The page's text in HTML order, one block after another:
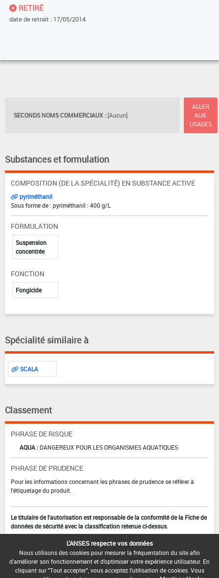
RETIRÉ
date de retrait : 17/05/2014
SECONDS NOMS COMMERCIAUX : [Aucun]
ALLER
AUX
USAGES
Substances et formulation
COMPOSITION (DE LA SPÉCIALITÉ) EN SUBSTANCE ACTIVE
pyriméthanil
Sous forme de : pyriméthanil : 400 g/L
FORMULATION
Suspension
concentrée
FONCTION
Fongicide
Spécialité similaire à
SCALA
Classement
PHRASE DE RISQUE
AQUA : DANGEREUX POUR LES ORGANISMES AQUATIQUES
PHRASE DE PRUDENCE
Pour les informations concernant les phrases de prudence se référer à
l'étiquetage du produit.
Le titulaire de l'autorisation est responsable de la conformité de la Fiche de
données de sécurité avec la classification retenue ci-dessus.
L'ANSES respecte vos données
Nous utilisons des cookies pour mesurer la fréquentation du site afin
d'améliorer son fonctionnement et d'optimiser votre expérience utilisateur. En
cliquant sur "Tout accepter", vous acceptez l'utilisation de cookies. Vous